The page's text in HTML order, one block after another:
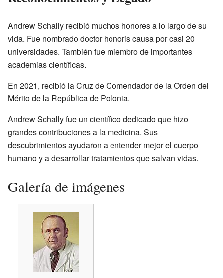
Andrew Schally recibió muchos honores a lo largo de su
vida. Fue nombrado doctor honoris causa por casi 20
universidades. También fue miembro de importantes
academias científicas.
En 2021, recibió la Cruz de Comendador de la Orden del
Mérito de la República de Polonia.
Andrew Schally fue un científico dedicado que hizo
grandes contribuciones a la medicina. Sus
descubrimientos ayudaron a entender mejor el cuerpo
humano y a desarrollar tratamientos que salvan vidas.
Galería de imágenes